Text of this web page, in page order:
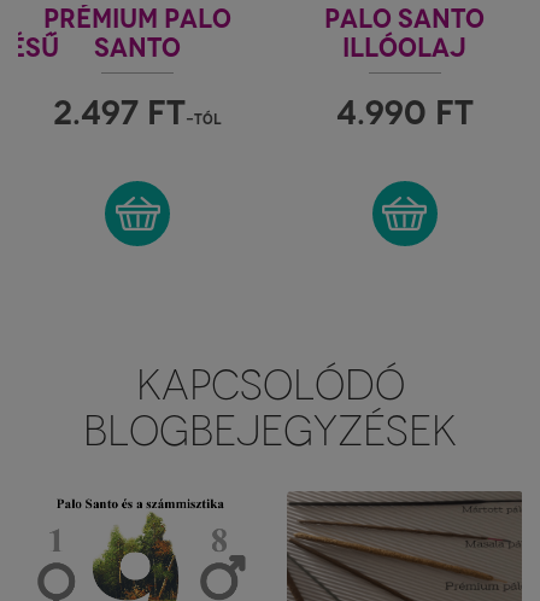
PRÉMIUM PALO
SANTO
PERU
2.497 FT-tól
PALO SANTO
ILLÓOLAJ
FIORE D'ORIENTE
4.990 FT
KAPCSOLÓDÓ
BLOGBEJEGYZÉSEK